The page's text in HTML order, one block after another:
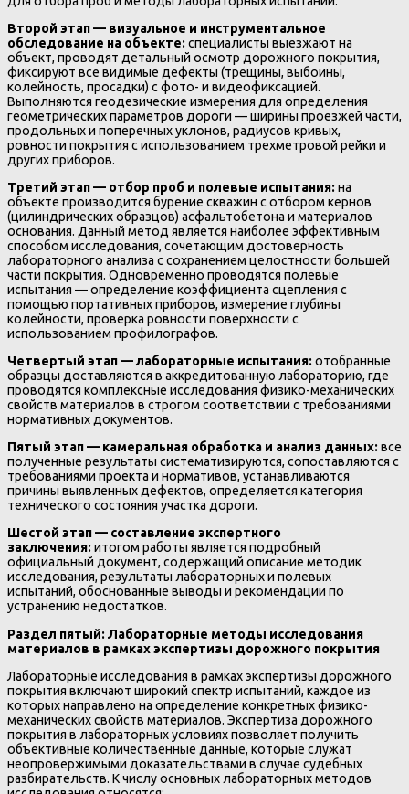
Второй этап — визуальное и инструментальное
обследование на объекте:специалисты выезжают на
объект, проводят детальный осмотр дорожного покрытия,
фиксируют все видимые дефекты (трещины, выбоины,
колейность, просадки) с фото- и видеофиксацией.
Выполняются геодезические измерения для определения
геометрических параметров дороги — ширины проезжей части,
продольных и поперечных уклонов, радиусов кривых,
ровности покрытия с использованием трехметровой рейки и
других приборов.
Третий этап — отбор проб и полевые испытания:на
объекте производится бурение скважин с отбором кернов
(цилиндрических образцов) асфальтобетона и материалов
основания. Данный метод является наиболее эффективным
способом исследования, сочетающим достоверность
лабораторного анализа с сохранением целостности большей
части покрытия. Одновременно проводятся полевые
испытания — определение коэффициента сцепления с
помощью портативных приборов, измерение глубины
колейности, проверка ровности поверхности с
использованием профилографов.
Четвертый этап — лабораторные испытания:отобранные
образцы доставляются в аккредитованную лабораторию, где
проводятся комплексные исследования физико-механических
свойств материалов в строгом соответствии с требованиями
нормативных документов.
Пятый этап — камеральная обработка и анализ данных:все
полученные результаты систематизируются, сопоставляются с
требованиями проекта и нормативов, устанавливаются
причины выявленных дефектов, определяется категория
технического состояния участка дороги.
Шестой этап — составление экспертного
заключения:итогом работы является подробный
официальный документ, содержащий описание методик
исследования, результаты лабораторных и полевых
испытаний, обоснованные выводы и рекомендации по
устранению недостатков.
Раздел пятый: Лабораторные методы исследования
материалов в рамках экспертизы дорожного покрытия
Лабораторные исследования в рамках экспертизы дорожного
покрытия включают широкий спектр испытаний, каждое из
которых направлено на определение конкретных физико-
механических свойств материалов. Экспертиза дорожного
покрытия в лабораторных условиях позволяет получить
объективные количественные данные, которые служат
неопровержимыми доказательствами в случае судебных
разбирательств. К числу основных лабораторных методов